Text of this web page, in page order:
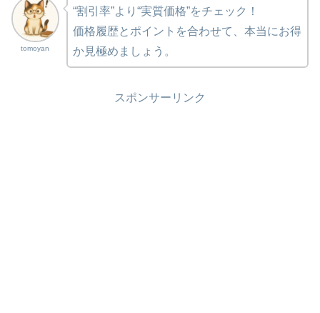
tomoyan
“割引率”より“実質価格”をチェック！
価格履歴とポイントを合わせて、本当にお得
か見極めましょう。
スポンサーリンク